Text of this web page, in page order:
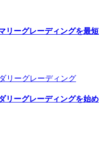
リーグレーディングを最短
リーグレーディングを始め